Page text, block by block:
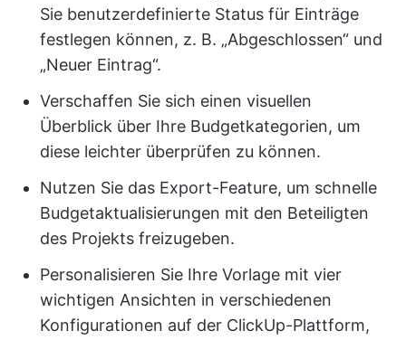
Sie benutzerdefinierte Status für Einträge
festlegen können, z. B. „Abgeschlossen“ und
„Neuer Eintrag“.
Verschaffen Sie sich einen visuellen
Überblick über Ihre Budgetkategorien, um
diese leichter überprüfen zu können.
Nutzen Sie das Export-Feature, um schnelle
Budgetaktualisierungen mit den Beteiligten
des Projekts freizugeben.
Personalisieren Sie Ihre Vorlage mit vier
wichtigen Ansichten in verschiedenen
Konfigurationen auf der ClickUp-Plattform,